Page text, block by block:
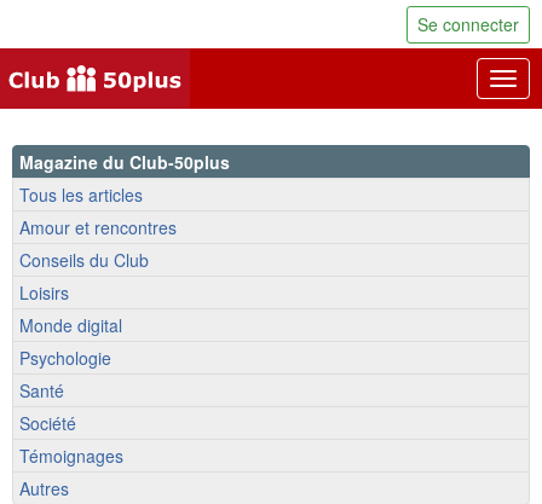
Se connecter
Magazine du Club-50plus
Tous les articles
Amour et rencontres
Conseils du Club
Loisirs
Monde digital
Psychologie
Santé
Société
Témoignages
Autres